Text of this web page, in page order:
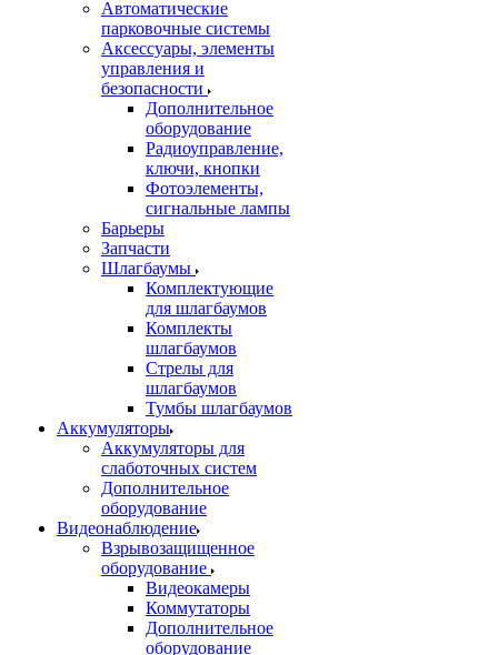
Автоматические
парковочные системы
Аксессуары, элементы
управления и
безопасности
Дополнительное
оборудование
Радиоуправление,
ключи, кнопки
Фотоэлементы,
сигнальные лампы
Барьеры
Запчасти
Шлагбаумы
Комплектующие
для шлагбаумов
Комплекты
шлагбаумов
Стрелы для
шлагбаумов
Тумбы шлагбаумов
Аккумуляторы
Аккумуляторы для
слаботочных систем
Дополнительное
оборудование
Видеонаблюдение
Взрывозащищенное
оборудование
Видеокамеры
Коммутаторы
Дополнительное
оборудование